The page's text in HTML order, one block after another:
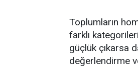
Toplumların
farklı
güçlük çıkarsa
değerlendirme